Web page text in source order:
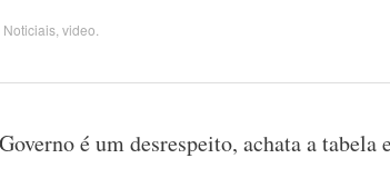
Noticiais video
é um desrespeito, achata a